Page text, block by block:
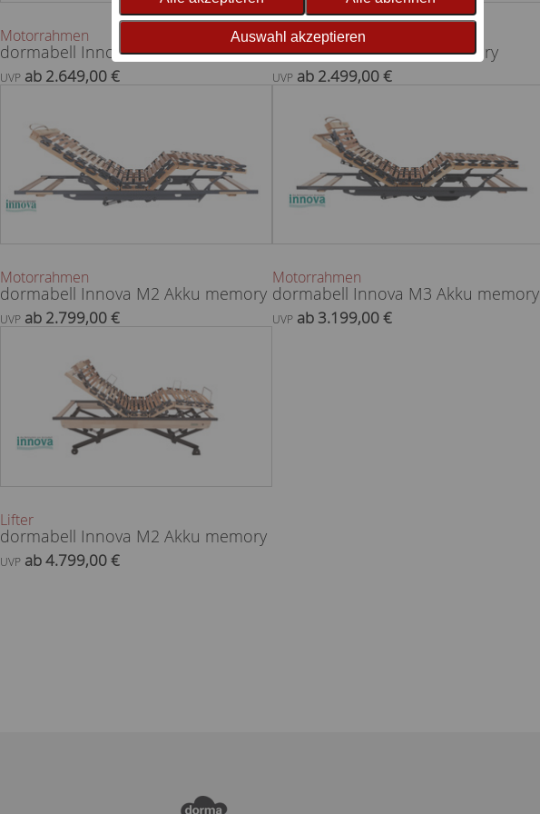
Auswahl akzeptieren
Motorrahmen
dormabell Innova M3
UVP ab 2.649,00 €
Motorrahmen
dormabell Innova M2 memory
UVP ab 2.499,00 €
Motorrahmen
dormabell Innova M2 Akku memory
UVP ab 2.799,00 €
Motorrahmen
dormabell Innova M3 Akku memory
UVP ab 3.199,00 €
Lifter
dormabell Innova M2 Akku memory
UVP ab 4.799,00 €